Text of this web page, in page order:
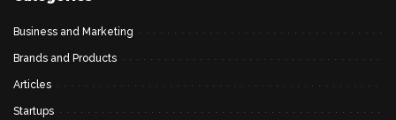
Business and Marketing
Brands and Products
Articles
Startups